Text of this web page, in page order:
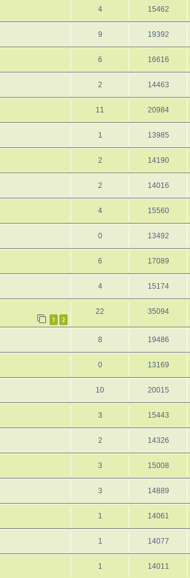
4 15462
9 19392
6 16616
2 14463
11 20984
1 13985
2 14190
2 14016
4 15560
0 13492
6 17089
4 15174
1 2
22 35094
8 19486
0 13169
10 20015
3 15443
2 14326
3 15008
3 14889
1 14061
1 14077
1 14011